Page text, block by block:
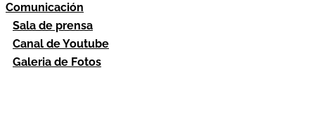
Comunicación
Sala de prensa
Canal de Youtube
Galeria de Fotos